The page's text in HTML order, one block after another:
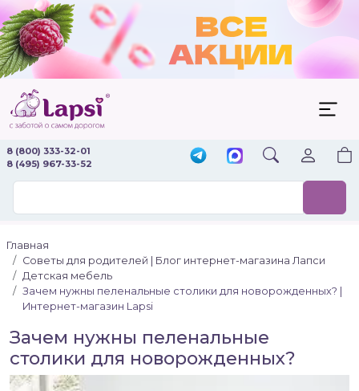
8 (800) 333-32-01
8 (495) 967-33-52
Главная
Советы для родителей | Блог интернет-магазина Лапси
Детская мебель
Зачем нужны пеленальные столики для новорожденных? |
Интернет-магазин Lapsi
Зачем нужны пеленальные
столики для новорожденных?